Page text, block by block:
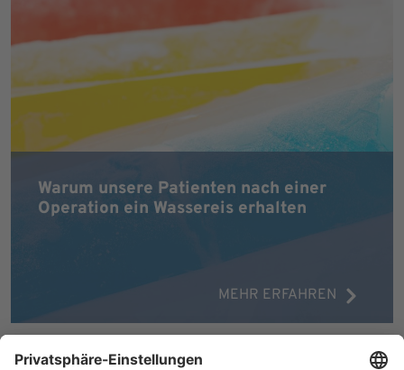
Warum unsere Patienten nach einer
Operation ein Wassereis erhalten
MEHR ERFAHREN